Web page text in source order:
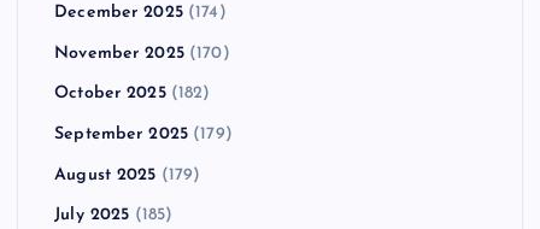
December 2025(174)
November 2025(170)
October 2025(182)
September 2025 (179)
August 2025 (179)
July 2025 (185)